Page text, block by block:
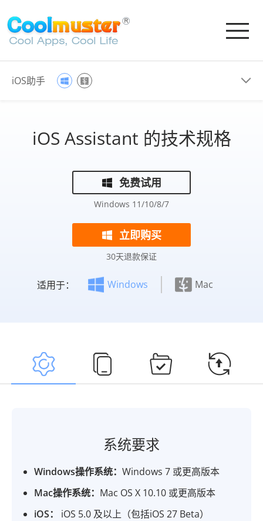
iOS助手
iOS Assistant 的技术规格
免费试用
Windows 11/10/8/7
立即购买
30天退款保证
适用于： Windows Mac
系统要求
Windows操作系统：Windows 7 或更高版本
Mac操作系统： Mac OS X 10.10 或更高版本
iOS：
iOS 5.0 及以上（包括iOS 27 Beta）